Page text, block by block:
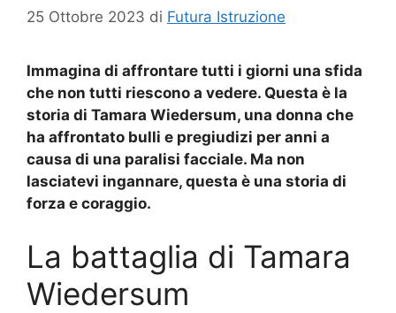
25 Ottobre 2023 di Futura Istruzione
Immagina di affrontare tutti i giorni una sfida
che non tutti riescono a vedere. Questa è la
storia di Tamara Wiedersum, una donna che
ha affrontato bulli e pregiudizi per anni a
causa di una paralisi facciale. Ma non
lasciatevi ingannare, questa è una storia di
forza e coraggio.
La battaglia di Tamara
Wiedersum